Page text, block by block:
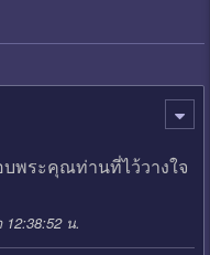
ระคุณท่านที่ไว้วางใจ
น.